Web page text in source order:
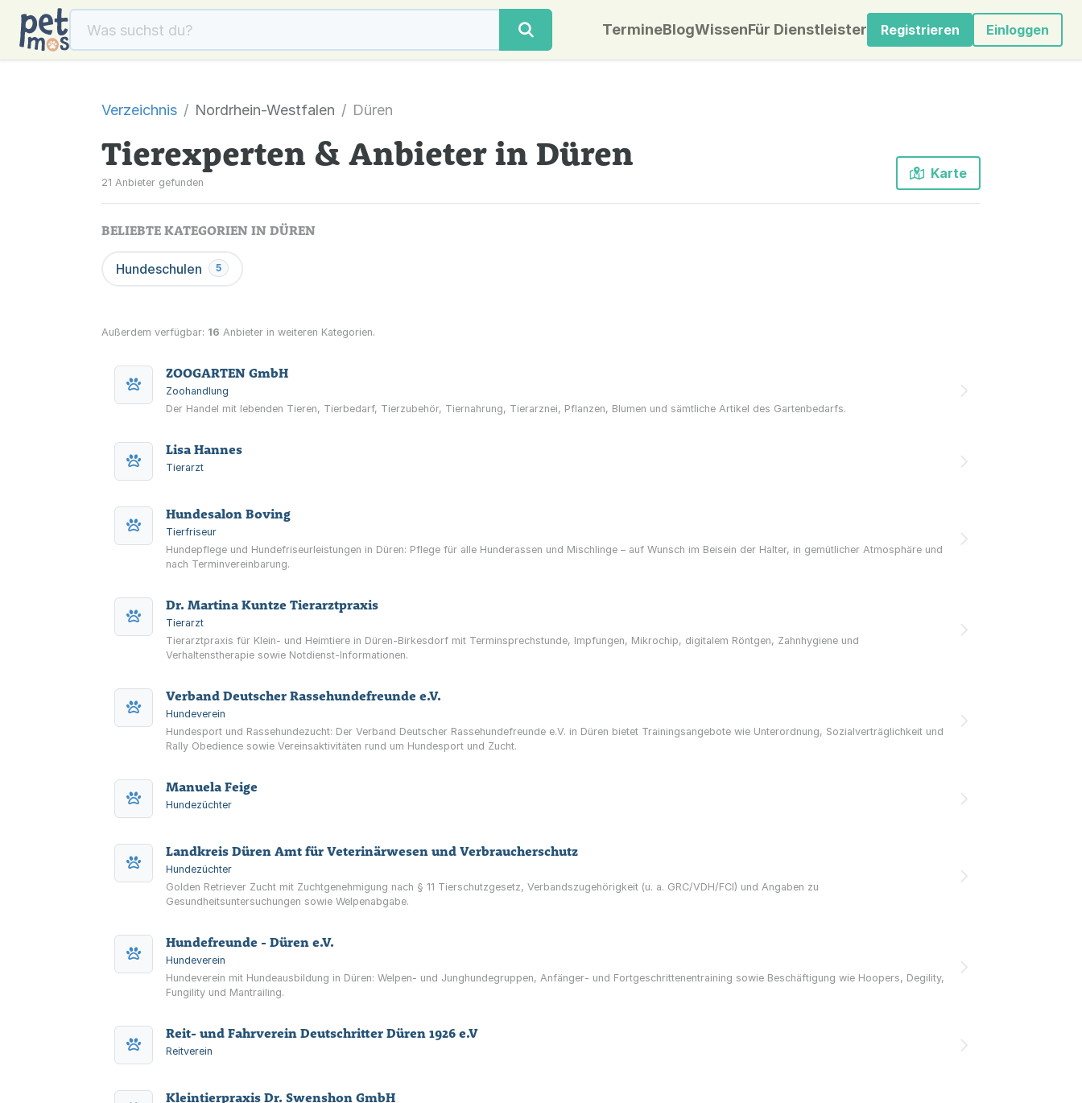
TermineBlogWissenFür Dienstleister Registrieren Einloggen
Verzeichnis Nordrhein-Westfalen Düren
Tierexperten & Anbieter in Düren
21 Anbieter gefunden
Karte
BELIEBTE KATEGORIEN IN DÜREN
Hundeschulen 5
Außerdem verfügbar: 16 Anbieter in weiteren Kategorien.
ZOOGARTEN GmbH
Zoohandlung
Der Handel mit lebenden Tieren, Tierbedarf, Tierzubehör, Tiernahrung, Tierarznei, Pflanzen, Blumen und sämtliche Artikel des Gartenbedarfs.
Lisa Hannes
Tierarzt
Hundesalon Boving
Tierfriseur
Hundepflege und Hundefriseurleistungen in Düren: Pflege für alle Hunderassen und Mischlinge – auf Wunsch im Beisein der Halter, in gemütlicher Atmosphäre und
nach Terminvereinbarung.
Dr. Martina Kuntze Tierarztpraxis
Tierarzt
Tierarztpraxis für Klein- und Heimtiere in Düren-Birkesdorf mit Terminsprechstunde, Impfungen, Mikrochip, digitalem Röntgen, Zahnhygiene und
Verhaltenstherapie sowie Notdienst-Informationen.
Verband Deutscher Rassehundefreunde e.V.
Hundeverein
Hundesport und Rassehundezucht: Der Verband Deutscher Rassehundefreunde e.V. in Düren bietet Trainingsangebote wie Unterordnung, Sozialverträglichkeit und
Rally Obedience sowie Vereinsaktivitäten rund um Hundesport und Zucht.
Manuela Feige
Hundezüchter
Landkreis Düren Amt für Veterinärwesen und Verbraucherschutz
Hundezüchter
Golden Retriever Zucht mit Zuchtgenehmigung nach § 11 Tierschutzgesetz, Verbandszugehörigkeit (u. a. GRC/VDH/FCI) und Angaben zu
Gesundheitsuntersuchungen sowie Welpenabgabe.
Hundefreunde - Düren e.V.
Hundeverein
Hundeverein mit Hundeausbildung in Düren: Welpen- und Junghundegruppen, Anfänger- und Fortgeschrittenentraining sowie Beschäftigung wie Hoopers, Degility,
Fungility und Mantrailing.
Reit- und Fahrverein Deutschritter Düren 1926 e.V
Reitverein
Kleintierpraxis Dr. Swenshon GmbH